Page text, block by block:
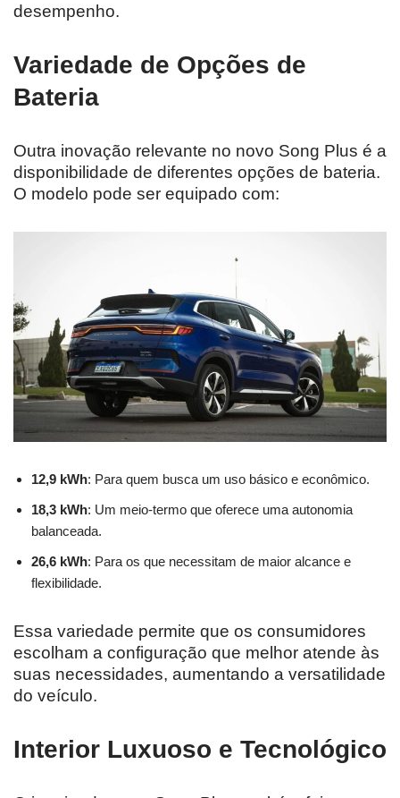
desempenho.
Variedade de Opções de
Bateria
Outra inovação relevante no novo Song Plus é a
disponibilidade de diferentes opções de bateria.
O modelo pode ser equipado com:
12,9 kWh: Para quem busca um uso básico e econômico.
18,3 kWh: Um meio-termo que oferece uma autonomia
balanceada.
26,6 kWh: Para os que necessitam de maior alcance e
flexibilidade.
Essa variedade permite que os consumidores
escolham a configuração que melhor atende às
suas necessidades, aumentando a versatilidade
do veículo.
Interior Luxuoso e Tecnológico